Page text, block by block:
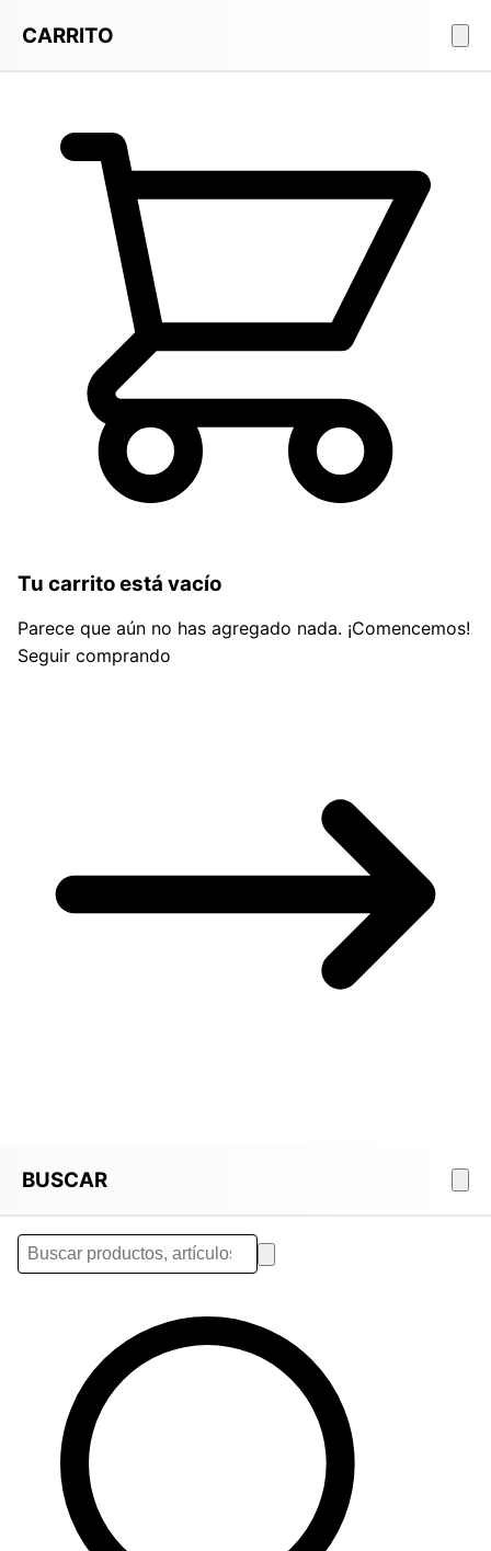
CARRITO
Tu carrito está vacío
Parece que aún no has agregado nada. ¡Comencemos!
Seguir comprando
BUSCAR